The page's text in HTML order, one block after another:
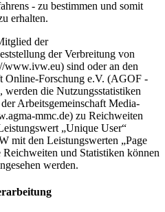
- zu bestimmen und somit
erhalten.
der
der Verbreitung von
sind oder an den
Online-Forschung e.V. (AGOF -
die Nutzungsstatistiken
Arbeitsgemeinschaft Media-
mmc.de) zu Reichweiten
„Unique User“
mit den Leistungswerten „Page
und Statistiken können
werden.